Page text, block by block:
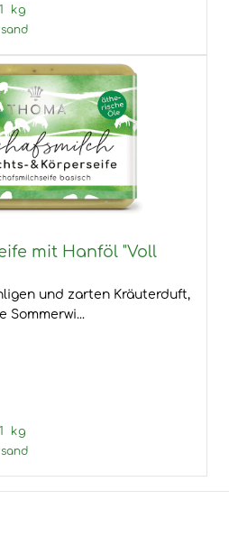
kg
mit Hanföl "Voll
und zarten Kräuterduft,
Sommerwi...
kg